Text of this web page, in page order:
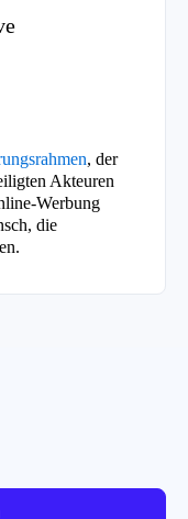
, der
Akteuren
Werbung
die